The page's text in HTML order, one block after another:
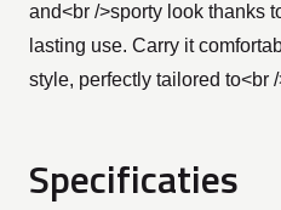
and<br />sporty look thanks
lasting use. Carry it
style, perfectly tailored to<br
Specificaties